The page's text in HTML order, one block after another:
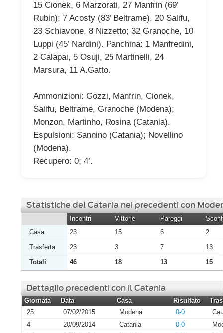
15 Cionek, 6 Marzorati, 27 Manfrin (69’
Rubin); 7 Acosty (83’ Beltrame), 20 Salifu,
23 Schiavone, 8 Nizzetto; 32 Granoche, 10
Luppi (45’ Nardini). Panchina: 1 Manfredini,
2 Calapai, 5 Osuji, 25 Martinelli, 24
Marsura, 11 A.Gatto.
Ammonizioni: Gozzi, Manfrin, Cionek,
Salifu, Beltrame, Granoche (Modena);
Monzon, Martinho, Rosina (Catania).
Espulsioni: Sannino (Catania); Novellino
(Modena).
Recupero: 0; 4’.
Statistiche del Catania nei precedenti con
Incontri Vittorie Pareggi
Casa
23 15 6
2
Trasferta
23 3 7
13
Totali
46 18 13 15
Dettaglio precedenti con il Catania
Giornata Data Casa Risultato
25
07/02/2015 Modena 0-0
4
20/09/2014 Catania 0-0